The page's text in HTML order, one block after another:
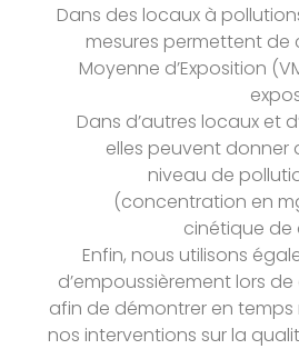
Dans des locaux à
mesures permettent de
Moyenne d’Exposition
Dans d’autres locaux et
elles peuvent donner
niveau de
(concentration en
cinétique
Enfin, nous utilisons
d’empoussièrement lors
afin de démontrer en temps
nos interventions sur la